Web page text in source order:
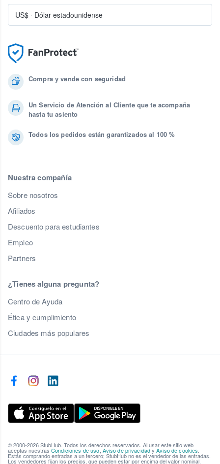
Compra y vende con seguridad
Un Servicio de Atención al Cliente que te acompaña
hasta tu asiento
Todos los pedidos están garantizados al 100 %
Nuestra compañía
Sobre nosotros
Afiliados
Descuento para estudiantes
Empleo
Partners
¿Tienes alguna pregunta?
Centro de Ayuda
Ética y cumplimiento
Ciudades más populares
US$ · Dólar estadounidense
© 2000-2026 StubHub. Todos los derechos reservados. Al usar este sitio web
aceptas nuestras Condiciones de uso Aviso de privacidadyAviso de cookies
Estás comprando entradas a un tercero; StubHub no es el vendedor de las entradas.
Los vendedores fijan los precios, que pueden estar por encima del valor nominal.